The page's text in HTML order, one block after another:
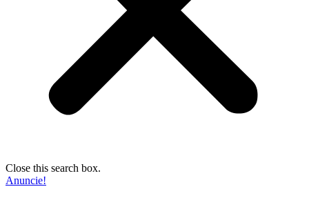
Close this search box.
Anuncie!